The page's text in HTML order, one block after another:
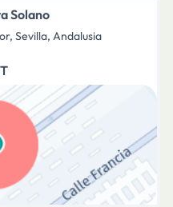
Solano
Sevilla, Andalusia